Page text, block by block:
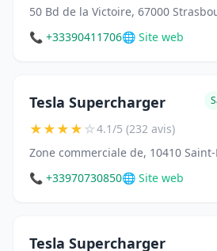
50 Bd de la Victoire, 67000
📞 +33390411706🌐 Site web
Tesla Supercharger
★★★★☆4.1/5 (232 avis)
Zone commerciale de, 10410
📞 +33970730850🌐 Site web
Tesla Supercharger